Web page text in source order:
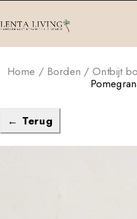
Home / Borden / Ontbijt
← Terug